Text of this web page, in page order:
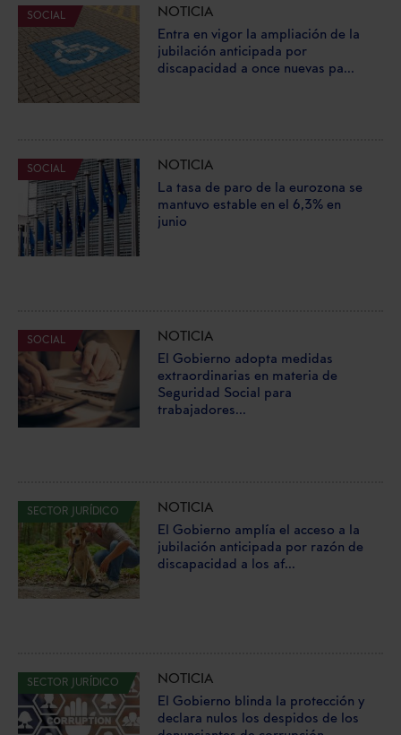
SOCIAL
NOTICIA
Entra en vigor la ampliación de la
jubilación anticipada por
discapacidad a once nuevas pa...
SOCIAL
NOTICIA
La tasa de paro de la eurozona se
mantuvo estable en el 6,3% en
junio
SOCIAL
NOTICIA
El Gobierno adopta medidas
extraordinarias en materia de
Seguridad Social para
trabajadores...
SECTOR JURÍDICO
NOTICIA
El Gobierno amplía el acceso a la
jubilación anticipada por razón de
discapacidad a los af...
SECTOR JURÍDICO
NOTICIA
El Gobierno blinda la protección y
declara nulos los despidos de los